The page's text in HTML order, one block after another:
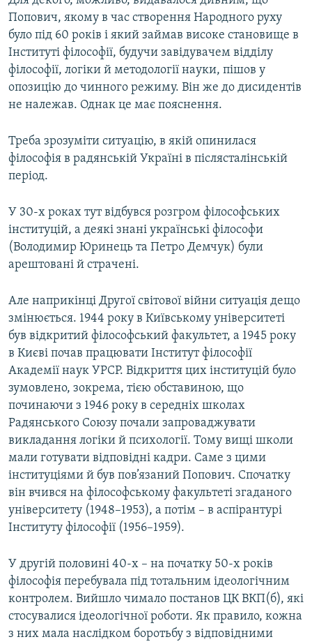
Попович, якому в час створення Народного руху
було під 60 років і який займав високе становище в
Інституті філософії, будучи завідувачем відділу
філософії, логіки й методології науки, пішов у
опозицію до чинного режиму. Він же до дисидентів
не належав. Однак це має пояснення.
Треба зрозуміти ситуацію, в якій опинилася
філософія в радянській Україні в післясталінській
період.
У 30-х роках тут відбувся розгром філософських
інституцій, а деякі знані українські філософи
(Володимир Юринець та Петро Демчук) були
арештовані й страчені.
Але наприкінці Другої світової війни ситуація дещо
змінюється. 1944 року в Київському університеті
був відкритий філософський факультет, а 1945 року
в Києві почав працювати Інститут філософії
Академії наук УРСР. Відкриття цих інституцій було
зумовлено, зокрема, тією обставиною, що
починаючи з 1946 року в середніх школах
Радянського Союзу почали запроваджувати
викладання логіки й психології. Тому вищі школи
мали готувати відповідні кадри. Саме з цими
інституціями й був пов’язаний Попович. Спочатку
він вчився на філософському факультеті згаданого
університету (1948–1953), а потім – в аспірантурі
Інституту філософії (1956–1959).
У другій половині 40-х – на початку 50-х років
філософія перебувала під тотальним ідеологічним
контролем. Вийшло чимало постанов ЦК ВКП(б), які
стосувалися ідеологічної роботи. Як правило, кожна
з них мала наслідком боротьбу з відповідними